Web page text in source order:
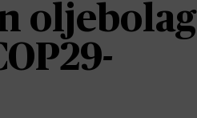
oljebolag